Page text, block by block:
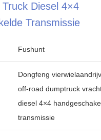
Diesel 4×4
Transmissie
Fushunt
Dongfeng
off-road dumptruck
diesel 4×4
transmissie